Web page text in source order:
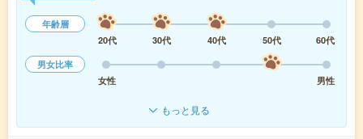
年齢層
20代
30代 40代 50代
60代
男女比率
女性
男性
もっと見る